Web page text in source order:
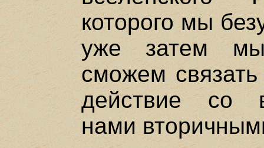
которого мы
уже затем
сможем
действие со
нами